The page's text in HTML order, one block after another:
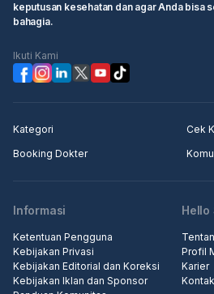
keputusan kesehatan dan agar Anda bisa
bahagia.
Ikuti Kami
Kategori
Cek
Booking Dokter
Informasi
Ketentuan Pengguna
Kebijakan Privasi
Kebijakan Editorial dan Koreksi
Kebijakan Iklan dan Sponsor
Hello
Profil
Karier